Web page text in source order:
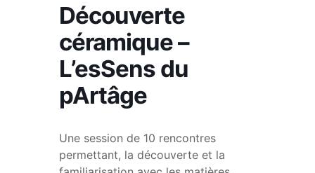
Découverte
céramique –
L’esSens du
pArtâge
Une session de 10 rencontres
permettant, la découverte et la